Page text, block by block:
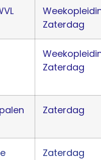
Zaterdag
Zaterdag
Zaterdag
Zaterdag